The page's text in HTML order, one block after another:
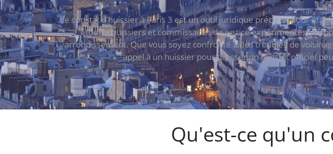
Le constat d’huissier à Paris 3 est un outil juridique précieux pour
étude d’huissiers et commissaires de justice expérimentés,
arrondissement. Que vous soyez confronté à des troubles de
appel à un huissier pour dresser un constat officiel
Qu'est-ce qu'un